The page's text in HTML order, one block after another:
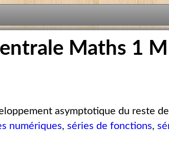
Maths 1
asymptotique du reste
numériques,séries de fonctions,